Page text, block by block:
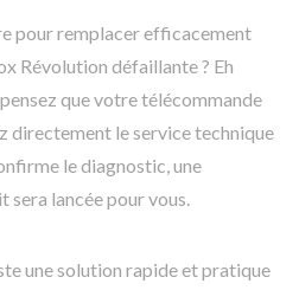
pour remplacer efficacement
Révolution défaillante ? Eh
que votre télécommande
directement le service technique
le diagnostic, une
sera lancée pour vous.
une solution rapide et pratique